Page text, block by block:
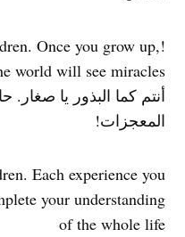
Once you grow up,
world will see miracles
أنتم كما البذور يا صغار.
المعجزات!
Each experience you
your understanding
of the whole life